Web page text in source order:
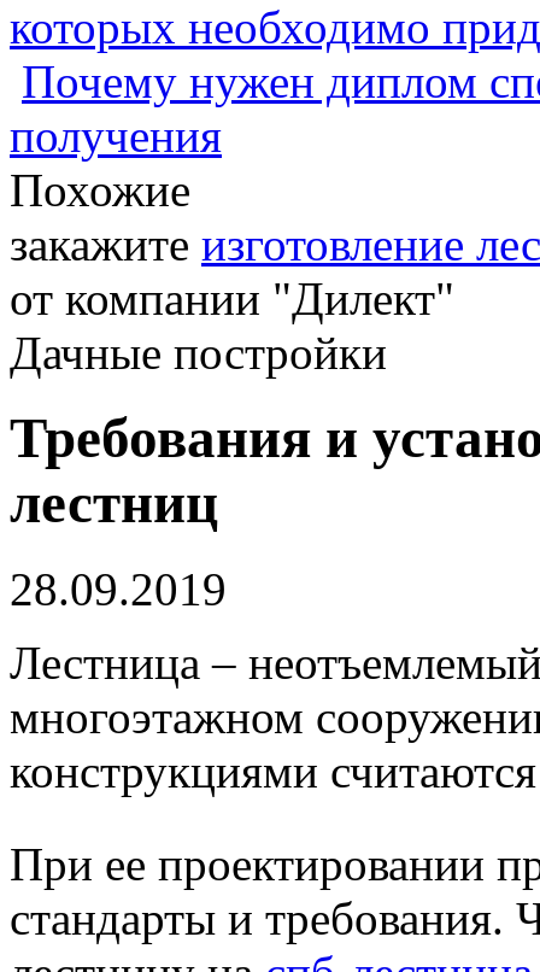
которых необходимо
Почему нужен диплом
получения
Похожие
закажите изготовление
от компании "Дилект"
Дачные постройки
Требования и
лестниц
28.09.2019
Лестница –
многоэтажном
конструкциями
При ее проектировании
стандарты и требования.